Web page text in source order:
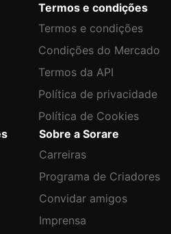
Termos e condições
Termos e condições
Condições do Mercado
Termos da API
Política de privacidade
Política de Cookies
Sobre a Sorare
Carreiras
Programa de Criadores
Convidar amigos
Imprensa